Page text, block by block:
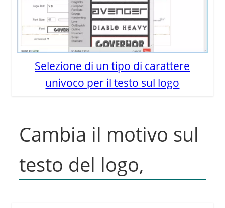
Selezione di un tipo di carattere
univoco per il testo sul logo
Cambia il motivo sul
testo del logo,